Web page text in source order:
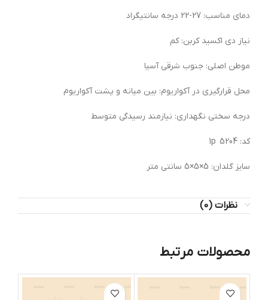
دمای مناسب: 27-22 درجه سانتیگراد
نیاز دی اکسید کربن: کم
موطن اصلی: جنوب شرقی آسیا
محل قرارگیری در آکواریوم: بین میانه و پشت آکواریوم
درجه سختی نگهداری: نیازمند رسیدگی متوسط
کد: 5204 1p
سایز گلدان: 5×5×5 سانتی متر
نظرات (0)
محصولات مرتبط